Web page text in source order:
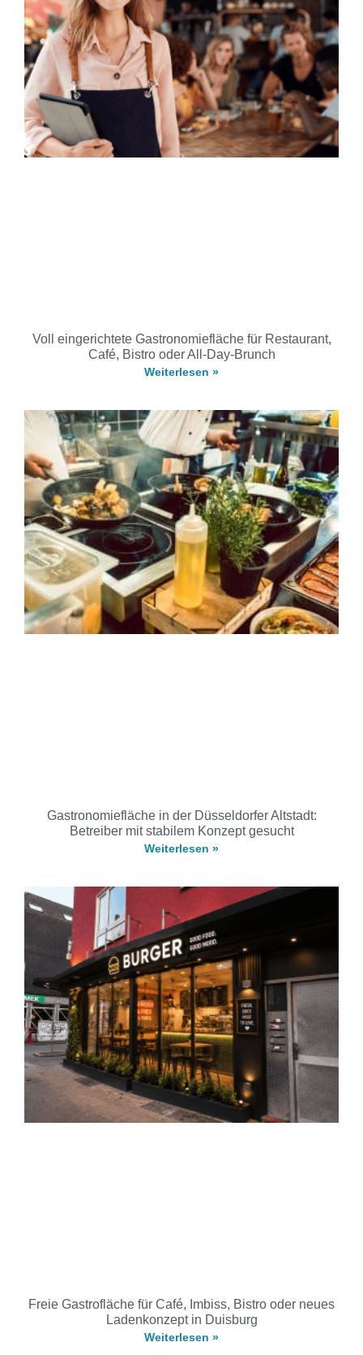
Voll eingerichtete Gastronomiefläche für Restaurant,
Café, Bistro oder All-Day-Brunch
Weiterlesen »
Gastronomiefläche in der Düsseldorfer Altstadt:
Betreiber mit stabilem Konzept gesucht
Weiterlesen »
Freie Gastrofläche für Café, Imbiss, Bistro oder neues
Ladenkonzept in Duisburg
Weiterlesen »